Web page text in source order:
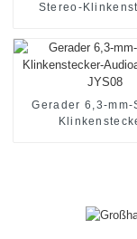
Stereo-
Gerader 6,3-mm-